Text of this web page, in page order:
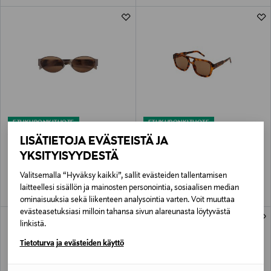
LISÄTIETOJA EVÄSTEISTÄ JA
YKSITYISYYDESTÄ
Valitsemalla “Hyväksy kaikki”, sallit evästeiden tallentamisen
laitteellesi sisällön ja mainosten personointia, sosiaalisen median
ominaisuuksia sekä liikenteen analysointia varten. Voit muuttaa
evästeasetuksiasi milloin tahansa sivun alareunasta löytyvästä
linkistä.
Tietoturva ja evästeiden käyttö
ETUKUPONKITUOTE
A.KJÆRBEDE
Bella-aurinkolasit
Original Price
29,95 €
ETUKUPONKITUOTE
A.KJÆRBEDE
Kaya-aurinkolasit